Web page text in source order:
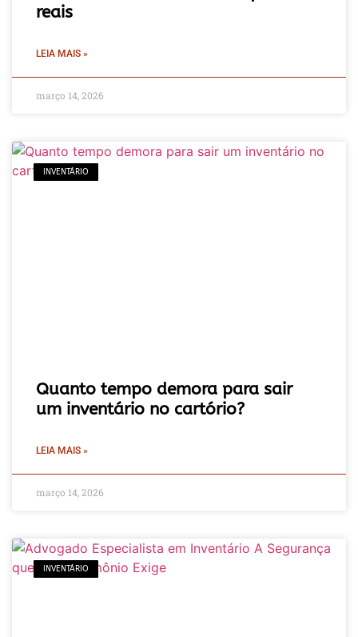
reais
LEIA MAIS »
março 14, 2026
INVENTÁRIO
Quanto tempo demora para sair
um inventário no cartório?
LEIA MAIS »
março 14, 2026
INVENTÁRIO